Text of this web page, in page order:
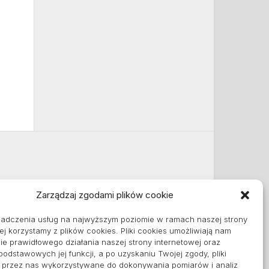
Zarządzaj zgodami plików cookie
usług na najwyższym poziomie w ramach naszej strony
korzystamy z plików cookies. Pliki cookies umożliwiają nam
prawidłowego działania naszej strony internetowej oraz
jej funkcji, a po uzyskaniu Twojej zgody, pliki
nas wykorzystywane do dokonywania pomiarów i analiz
Informacje
Polityka plików cookies (EU)
Polityka prywatności